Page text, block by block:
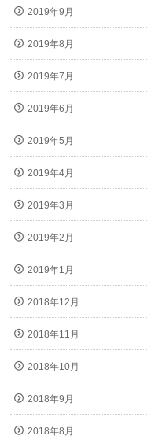
2019年9月
2019年8月
2019年7月
2019年6月
2019年5月
2019年4月
2019年3月
2019年2月
2019年1月
2018年12月
2018年11月
2018年10月
2018年9月
2018年8月